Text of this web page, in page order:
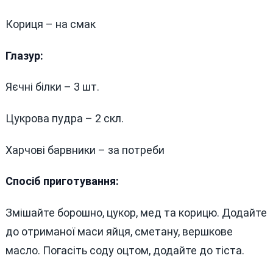
Кориця – на смак
Глазур:
Яєчні білки – 3 шт.
Цукрова пудра – 2 скл.
Харчові барвники – за потреби
Спосіб приготування:
Змішайте борошно, цукор, мед та корицю. Додайте
до отриманої маси яйця, сметану, вершкове
масло. Погасіть соду оцтом, додайте до тіста.